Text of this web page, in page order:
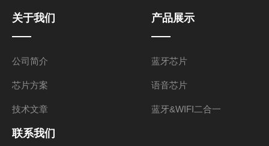
关于我们
公司简介
芯片方案
技术文章
产品展示
蓝牙芯片
语音芯片
蓝牙&WIFI二合一
联系我们